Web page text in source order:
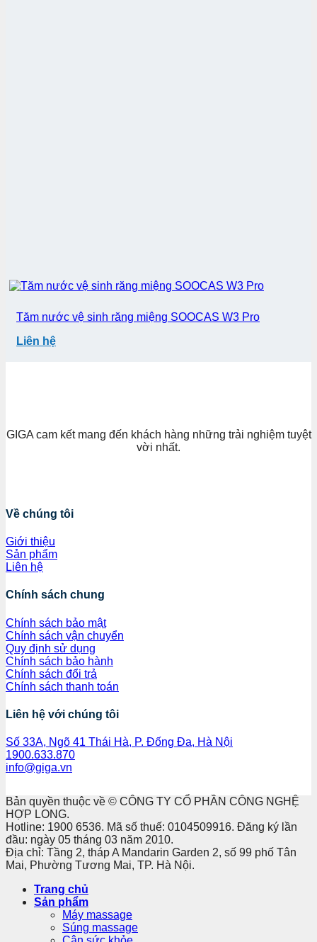
Tăm nước vệ sinh răng miệng SOOCAS W3 Pro
Liên hệ
GIGA cam kết mang đến khách hàng những trải nghiệm tuyệt
vời nhất.
Về chúng tôi
Giới thiệu
Sản phẩm
Liên hệ
Chính sách chung
Chính sách bảo mật
Chính sách vận chuyển
Quy định sử dụng
Chính sách bảo hành
Chính sách đổi trả
Chính sách thanh toán
Liên hệ với chúng tôi
Số 33A, Ngõ 41 Thái Hà, P. Đống Đa, Hà Nội
1900.633.870
info@giga.vn
Bản quyền thuộc về © CÔNG TY CỔ PHẦN CÔNG NGHỆ
HỢP LONG.
Hotline: 1900 6536. Mã số thuế: 0104509916. Đăng ký lần
đầu: ngày 05 tháng 03 năm 2010.
Địa chỉ: Tầng 2, tháp A Mandarin Garden 2, số 99 phố Tân
Mai, Phường Tương Mai, TP. Hà Nội.
Trang chủ
Sản phẩm
Máy massage
Súng massage